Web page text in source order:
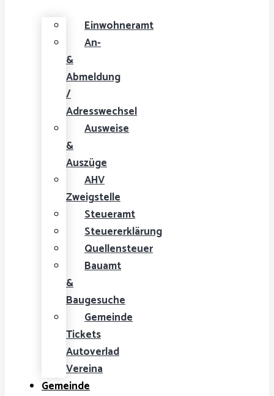
Einwohneramt
An-
&
Abmeldung
/
Adresswechsel
Ausweise
&
Auszüge
AHV
Zweigstelle
Steueramt
Steuererklärung
Quellensteuer
Bauamt
&
Baugesuche
Gemeinde
Tickets
Autoverlad
Vereina
Gemeinde